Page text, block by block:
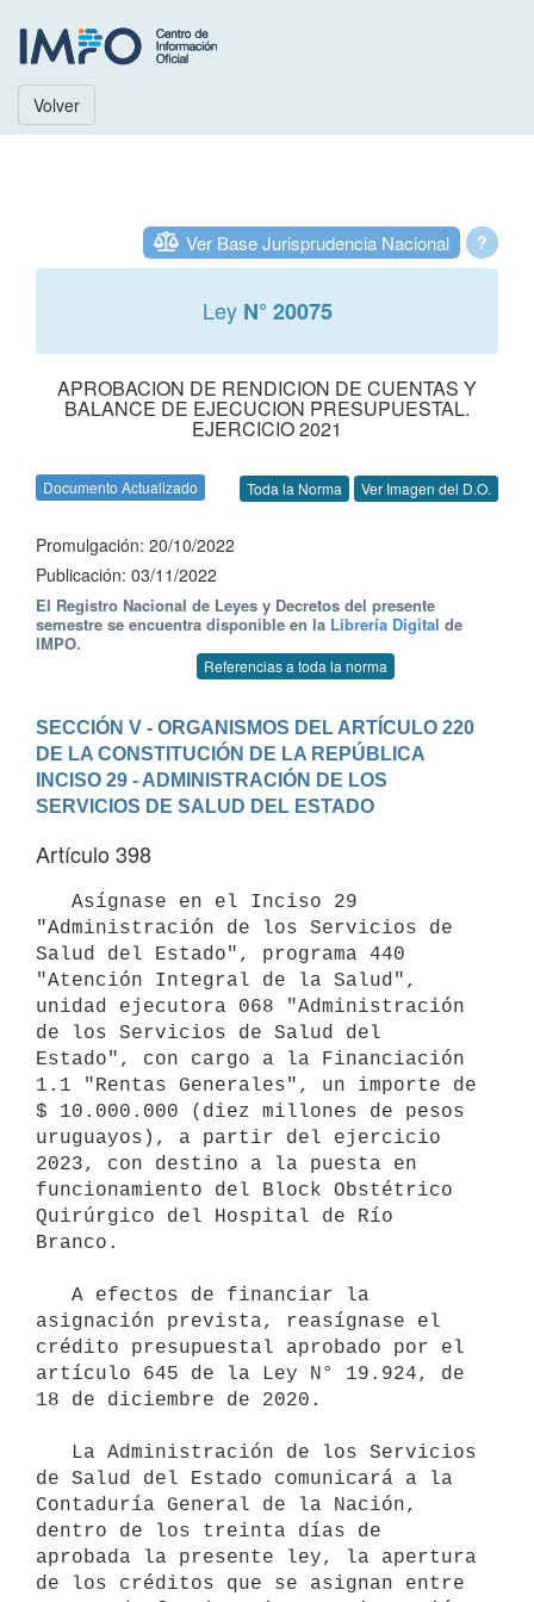
Volver
?
Ver Base Jurisprudencia Nacional
Ley N° 20075
APROBACION DE RENDICION DE CUENTAS Y
BALANCE DE EJECUCION PRESUPUESTAL.
EJERCICIO 2021
Documento Actualizado Toda la Norma Ver Imagen del D.O.
Promulgación: 20/10/2022
Publicación: 03/11/2022
El Registro Nacional de Leyes y Decretos del presente
semestre se encuentra disponible en la Librería Digital de
IMPO.
Referencias a toda la norma
SECCIÓN V - ORGANISMOS DEL ARTÍCULO 220
DE LA CONSTITUCIÓN DE LA REPÚBLICA
INCISO 29 - ADMINISTRACIÓN DE LOS
SERVICIOS DE SALUD DEL ESTADO
Artículo 398
"Administración de los Servicios de
Salud del Estado", programa 440
"Atención Integral de la Salud",
unidad ejecutora 068 "Administración
de los Servicios de Salud del
Estado", con cargo a la Financiación
1.1 "Rentas Generales", un importe de
$ 10.000.000 (diez millones de pesos
uruguayos), a partir del ejercicio
2023, con destino a la puesta en
funcionamiento del Block Obstétrico
Quirúrgico del Hospital de Río
Branco.
asignación prevista, reasígnase el
crédito presupuestal aprobado por el
artículo 645 de la Ley N° 19.924, de
18 de diciembre de 2020.
de Salud del Estado comunicará a la
Contaduría General de la Nación,
dentro de los treinta días de
aprobada la presente ley, la apertura
de los créditos que se asignan entre